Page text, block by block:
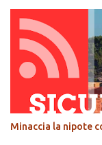
Minaccia la nipote